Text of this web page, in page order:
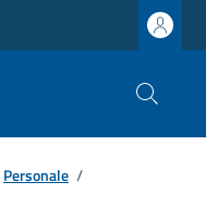
Personale /